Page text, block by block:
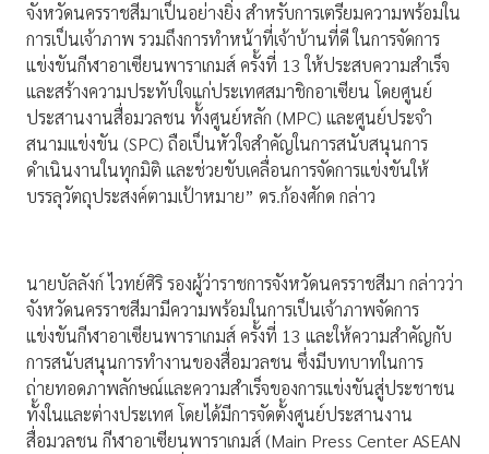
จังหวัดนครราชสีมาเป็นอย่างยิ่ง สำหรับการเตรียมความพร้อมใน
การเป็นเจ้าภาพ รวมถึงการทำหน้าที่เจ้าบ้านที่ดี ในการจัดการ
แข่งขันกีฬาอาเซียนพาราเกมส์ ครั้งที่ 13 ให้ประสบความสำเร็จ
และสร้างความประทับใจแก่ประเทศสมาชิกอาเซียน โดยศูนย์
ประสานงานสื่อมวลชน ทั้งศูนย์หลัก (MPC) และศูนย์ประจำ
สนามแข่งขัน (SPC) ถือเป็นหัวใจสำคัญในการสนับสนุนการ
ดำเนินงานในทุกมิติ และช่วยขับเคลื่อนการจัดการแข่งขันให้
บรรลุวัตถุประสงค์ตามเป้าหมาย” ดร.ก้องศักด กล่าว
นายบัลลังก์ ไวทย์ศิริ รองผู้ว่าราชการจังหวัดนครราชสีมา กล่าวว่า
จังหวัดนครราชสีมามีความพร้อมในการเป็นเจ้าภาพจัดการ
แข่งขันกีฬาอาเซียนพาราเกมส์ ครั้งที่ 13 และให้ความสำคัญกับ
การสนับสนุนการทำงานของสื่อมวลชน ซึ่งมีบทบาทในการ
ถ่ายทอดภาพลักษณ์และความสำเร็จของการแข่งขันสู่ประชาชน
ทั้งในและต่างประเทศ โดยได้มีการจัดตั้งศูนย์ประสานงาน
สื่อมวลชน กีฬาอาเซียนพาราเกมส์ (Main Press Center ASEAN